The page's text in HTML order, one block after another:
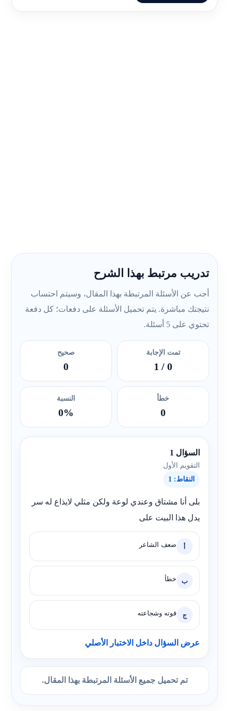
تدريب مرتبط بهذا الشرح
أجب عن الأسئلة المرتبطة بهذا المقال، وسيتم احتساب
نتيجتك مباشرة. يتم تحميل الأسئلة على دفعات؛ كل دفعة
تحتوي على 5 أسئلة.
تمت الإجابة
0
/ 1
صحيح
0
خطأ
0
النسبة
0%
السؤال 1
التقويم الأول
النقاط: 1
بلى أنا مشتاق وعندي لوعة ولكن مثلي لايذاع له سر
يدل هذا البيت على
أ ضعف الشاعر
ب خطأ
ج قوته وشجاعته
عرض السؤال داخل الاختبار الأصلي
تم تحميل جميع الأسئلة المرتبطة بهذا المقال.